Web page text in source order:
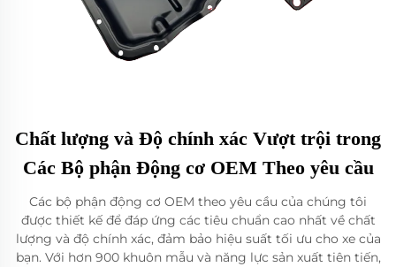
Chất lượng và Độ chính xác Vượt trội trong
Các Bộ phận Động cơ OEM Theo yêu cầu
Các bộ phận động cơ OEM theo yêu cầu của chúng tôi
được thiết kế để đáp ứng các tiêu chuẩn cao nhất về chất
lượng và độ chính xác, đảm bảo hiệu suất tối ưu cho xe của
bạn. Với hơn 900 khuôn mẫu và năng lực sản xuất tiên tiến,